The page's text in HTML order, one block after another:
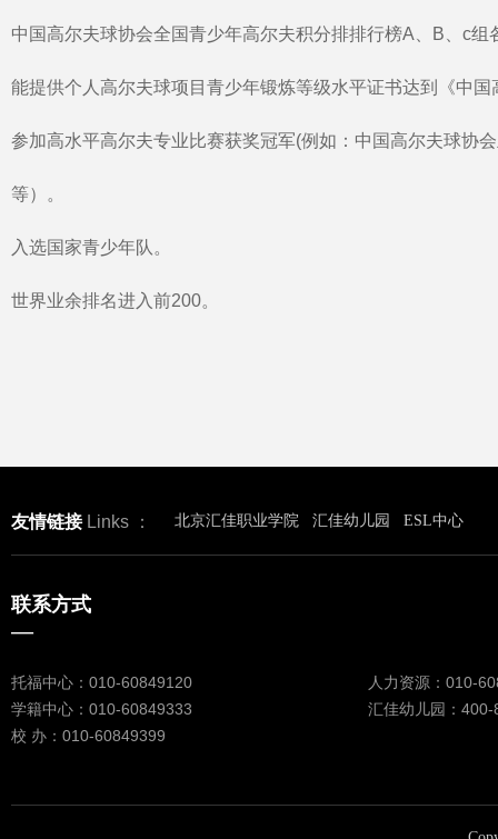
中国高尔夫球协会全国青少年高尔夫积分排排行榜A、B、c组
能提供个人高尔夫球项目青少年锻炼等级水平证书达到《中
参加高水平高尔夫专业比赛获奖冠军(例如：中国高尔夫球协
等）。
入选国家青少年队。
世界业余排名进入前200。
友情链接 Links ： 北京汇佳职业学院 汇佳幼儿园 ESL中心
联系方式
—
托福中心：010-60849120
学籍中心：010-60849333
校 办：010-60849399
人力资源：010-
汇佳幼儿园：